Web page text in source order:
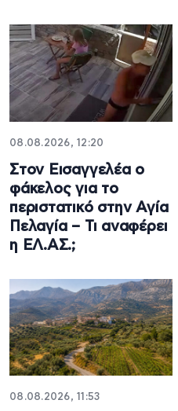
08.08.2026, 12:20
Στον Εισαγγελέα ο
φάκελος για το
περιστατικό στην Αγία
Πελαγία – Τι αναφέρει
η ΕΛ.ΑΣ.;
08.08.2026, 11:53